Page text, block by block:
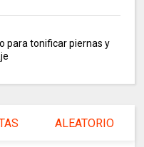
para tonificar piernas y
ALEATORIO